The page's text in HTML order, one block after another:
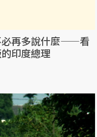
必再多說什麼——看
印度總理